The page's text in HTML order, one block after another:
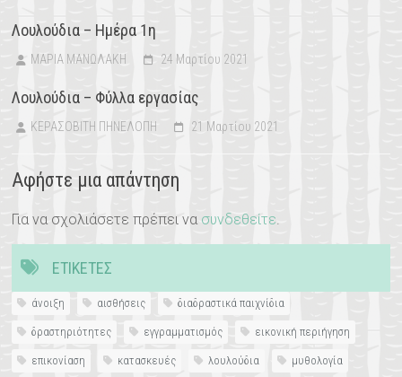
Λουλούδια – Ημέρα 1η
ΜΑΡΙΑ ΜΑΝΩΛΑΚΗ 24 Μαρτίου 2021
Λουλούδια – Φύλλα εργασίας
ΚΕΡΑΣΟΒΙΤΗ ΠΗΝΕΛΟΠΗ 21 Μαρτίου 2021
Αφήστε μια απάντηση
Για να σχολιάσετε πρέπει να συνδεθείτε.
ΕΤΙΚΈΤΕΣ
άνοιξη αισθήσεις διαδραστικά παιχνίδια
δραστηριότητες εγγραμματισμός εικονική περιήγηση
επικονίαση κατασκευές λουλούδια μυθολογία